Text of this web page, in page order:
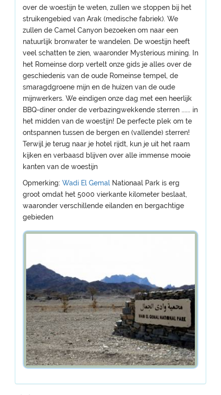
over de woestijn te weten, zullen we stoppen bij het
struikengebied van Arak (medische fabriek). We
zullen de Camel Canyon bezoeken om naar een
natuurlijk bronwater te wandelen. De woestijn heeft
veel schatten te zien, waaronder Mysterious mining. In
het Romeinse dorp vertelt onze gids je alles over de
geschiedenis van de oude Romeinse tempel, de
smaragdgroene mijn en de huizen van de oude
mijnwerkers. We eindigen onze dag met een heerlijk
BBQ-diner onder de verbazingwekkende sterren ...... in
het midden van de woestijn! De perfecte plek om te
ontspannen tussen de bergen en (vallende) sterren!
Terwijl je terug naar je hotel rijdt, kun je uit het raam
kijken en verbaasd blijven over alle immense mooie
kanten van de woestijn
Opmerking: Wadi El Gemal Nationaal Park is erg
groot omdat het 5000 vierkante kilometer beslaat,
waaronder verschillende eilanden en bergachtige
gebieden